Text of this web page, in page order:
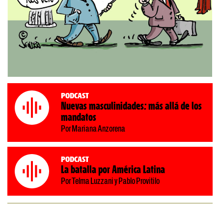
Podcast
Nuevas masculinidades: más allá de los
mandatos
Por Mariana Anzorena
Podcast
La batalla por América Latina
Por Telma Luzzani y Pablo Provitilo